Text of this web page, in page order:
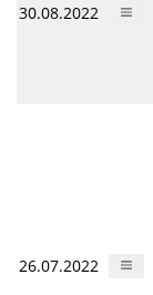
30.08.2022
26.07.2022